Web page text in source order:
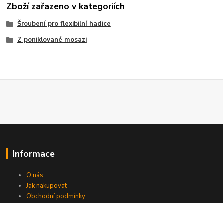
Zboží zařazeno v kategoriích
Šroubení pro flexibilní hadice
Z poniklované mosazi
Informace
O nás
Jak nakupovat
Obchodní podmínky